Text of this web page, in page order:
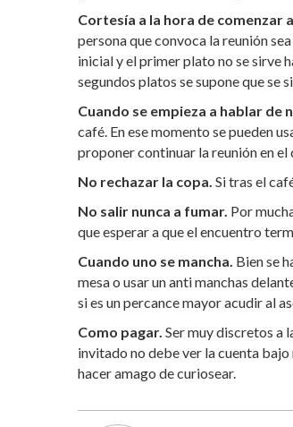
Cortesía a la hora de comenzar
persona que convoca la reunión
inicial y el primer plato no se sirve
segundos platos se supone que se
Cuando se empieza a hablar de
café. En ese momento se pueden
proponer continuar la reunión en el
No rechazar la copa. Si tras el
No salir nunca a fumar. Por
que esperar a que el encuentro
Cuando uno se mancha. Bien se
mesa o usar un anti manchas
si es un percance mayor acudir al
Como pagar. Ser muy discretos a
invitado no debe ver la cuenta
hacer amago de curiosear.